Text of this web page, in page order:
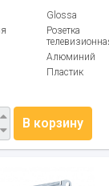
Glossa
Розетка
Алюминий
Пластик
В корзину